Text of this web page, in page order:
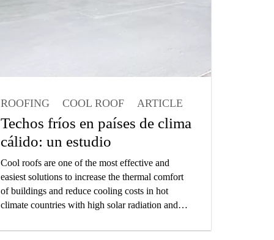
ROOFING COOL ROOF
ARTICLE
ARCHITECT
Techos fríos en países de clima
cálido: un estudio
Cool roofs are one of the most effective and
easiest solutions to increase the thermal comfort
of buildings and reduce cooling costs in hot
climate countries with high solar radiation and
in cooperation with the European Cool Roofs